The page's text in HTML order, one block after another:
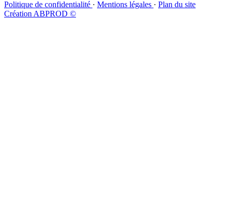
Politique de confidentialité · Mentions légales · Plan du site
Création ABPROD ©